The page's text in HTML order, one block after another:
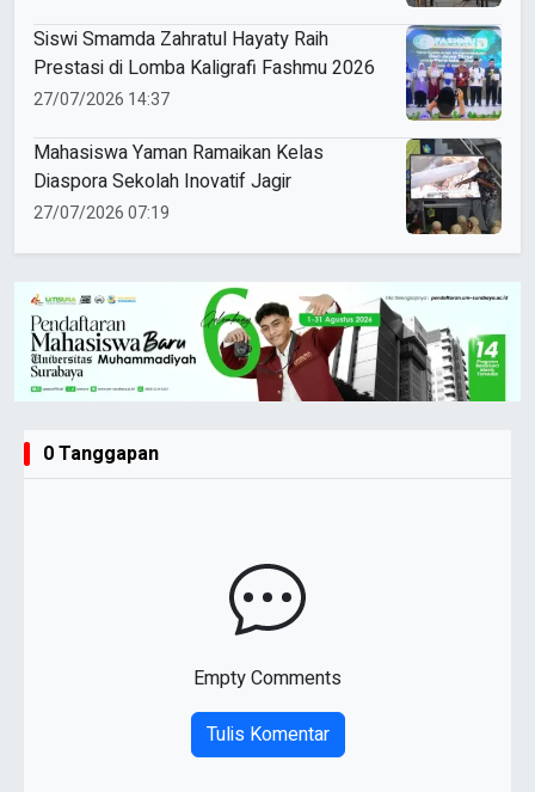
Siswi Smamda Zahratul Hayaty Raih
Prestasi di Lomba Kaligrafi Fashmu 2026
27/07/2026 14:37
Mahasiswa Yaman Ramaikan Kelas
Diaspora Sekolah Inovatif Jagir
27/07/2026 07:19
0 Tanggapan
Empty Comments
Tulis Komentar